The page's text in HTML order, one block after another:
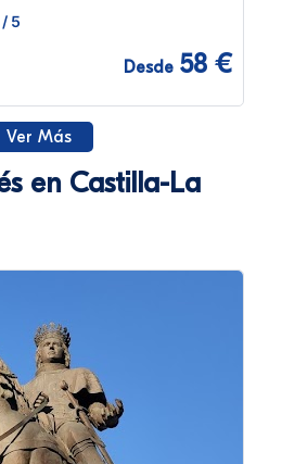
/ 5
Desde 58 €
Ver Más
en Castilla-La